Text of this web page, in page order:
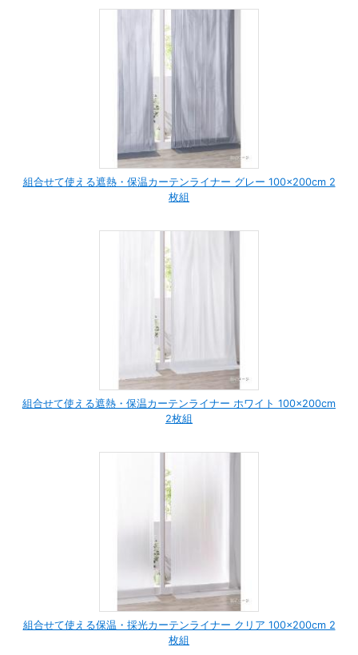
組合せて使える遮熱・保温カーテンライナー グレー 100×200cm 2
枚組
組合せて使える遮熱・保温カーテンライナー ホワイト 100×200cm
2枚組
組合せて使える保温・採光カーテンライナー クリア 100×200cm 2
枚組